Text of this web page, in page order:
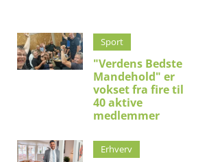
Sport
"Verdens Bedste
Mandehold" er
vokset fra fire til
40 aktive
medlemmer
Erhverv